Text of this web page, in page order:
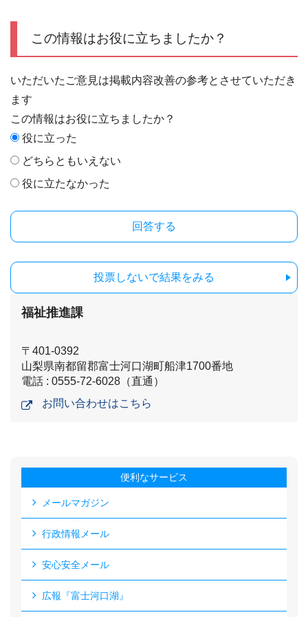
この情報はお役に立ちましたか？
いただいたご意見は掲載内容改善の参考とさせていただき
ます
この情報はお役に立ちましたか？
役に立った
どちらともいえない
役に立たなかった
投票しないで結果をみる
福祉推進課
〒401-0392
山梨県南都留郡富士河口湖町船津1700番地
電話 : 0555-72-6028（直通）
お問い合わせはこちら
便利なサービス
メールマガジン
行政情報メール
安心安全メール
広報『富士河口湖』